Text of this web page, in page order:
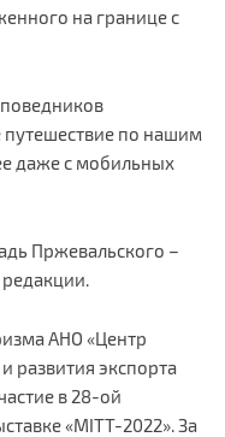
на границе с
путешествие по нашим
даже с мобильных
Пржевальского –
АНО «Центр
развития экспорта
в 28-ой
«МITT-2022». За